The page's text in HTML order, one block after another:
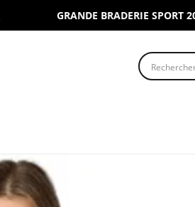
GRANDE BRADERIE SPORT